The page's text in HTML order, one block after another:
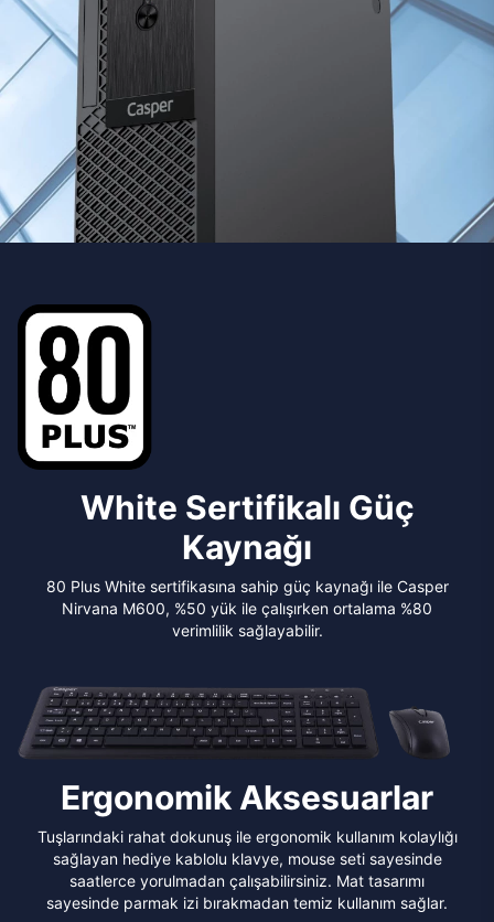
White Sertifikalı Güç
Kaynağı
80 Plus White sertifikasına sahip güç kaynağı ile Casper
Nirvana M600, %50 yük ile çalışırken ortalama %80
verimlilik sağlayabilir.
Ergonomik Aksesuarlar
Tuşlarındaki rahat dokunuş ile ergonomik kullanım kolaylığı
sağlayan hediye kablolu klavye, mouse seti sayesinde
saatlerce yorulmadan çalışabilirsiniz. Mat tasarımı
sayesinde parmak izi bırakmadan temiz kullanım sağlar.